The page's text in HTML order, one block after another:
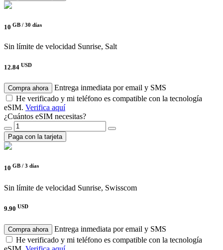
10 GB / 30 días
Sin límite de velocidad Sunrise, Salt
12.84 USD
Compra ahora
Entrega inmediata por email y SMS
He verificado y mi teléfono es compatible con la tecnología
eSIM. Verifica aquí
¿Cuántos eSIM necesitas?
Paga con la tarjeta
10 GB / 3 días
Sin límite de velocidad Sunrise, Swisscom
9.90 USD
Compra ahora
Entrega inmediata por email y SMS
He verificado y mi teléfono es compatible con la tecnología